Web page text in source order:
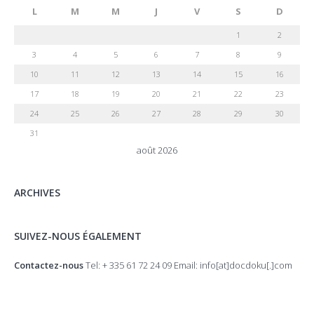
août 2026
L M M J V S D
1
2
3
4 5 6 7 8
9
10
11 12 13 14 15
16
17
18 19 20 21 22
23
24
25 26 27 28 29
30
31
ARCHIVES
SUIVEZ-NOUS ÉGALEMENT
Contactez-nousTel: + 335 61 72 24 09 Email: info[at]docdoku[.]com